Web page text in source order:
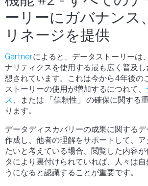
ーリーにガバナンス
リネージを提供
Gartnerによると、データストーリーは
ナリティクスを使用する最も広く普及
想されています。これは今から4年後の
ストーリーの使用が増加するにつれて、
ス 、または 「信頼性」 の確保に関する
ります。
データディスカバリーの成果に関する
作成し、他者の理解をサポートして、
たいと考えている場合、閲覧した内容
タにより裏付けられていれば、人々は
うになると認識することが重要です。